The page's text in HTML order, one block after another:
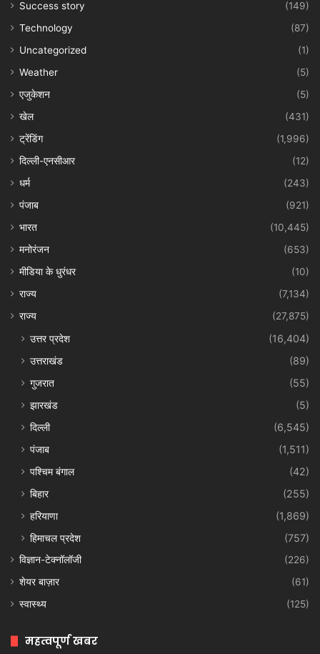
Success story
(149)
Technology
(87)
Uncategorized
(1)
Weather
(5)
एजुकेशन
(5)
खेल
(431)
ट्रेंडिंग
(1,996)
दिल्ली-एनसीआर
(12)
धर्म
(243)
पंजाब
(921)
भारत
(10,445)
मनोरंजन
(653)
मीडिया के धुरंधर
(10)
राज्य
(7,134)
राज्य
(27,875)
उत्तर प्रदेश
(16,404)
उत्तराखंड
(89)
गुजरात
(55)
झारखंड
(5)
दिल्ली
(6,545)
पंजाब
(1,511)
पश्चिम बंगाल
(42)
बिहार
(255)
हरियाणा
(1,869)
हिमाचल प्रदेश
(757)
विज्ञान-टेक्नॉलॉजी
(226)
शेयर बाज़ार
(61)
स्वास्थ्य
(125)
महत्वपूर्ण खबर